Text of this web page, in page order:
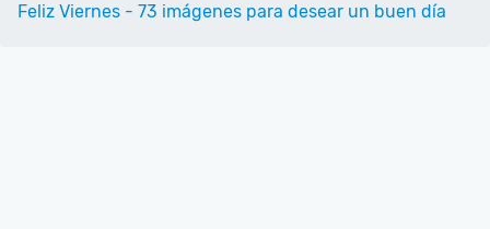
Feliz Viernes - 73 imágenes para desear un buen día